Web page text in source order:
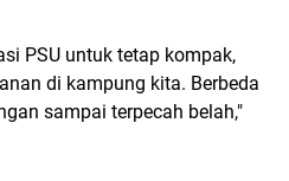
PSU untuk tetap kompak,
di kampung kita. Berbeda
sampai terpecah belah,"